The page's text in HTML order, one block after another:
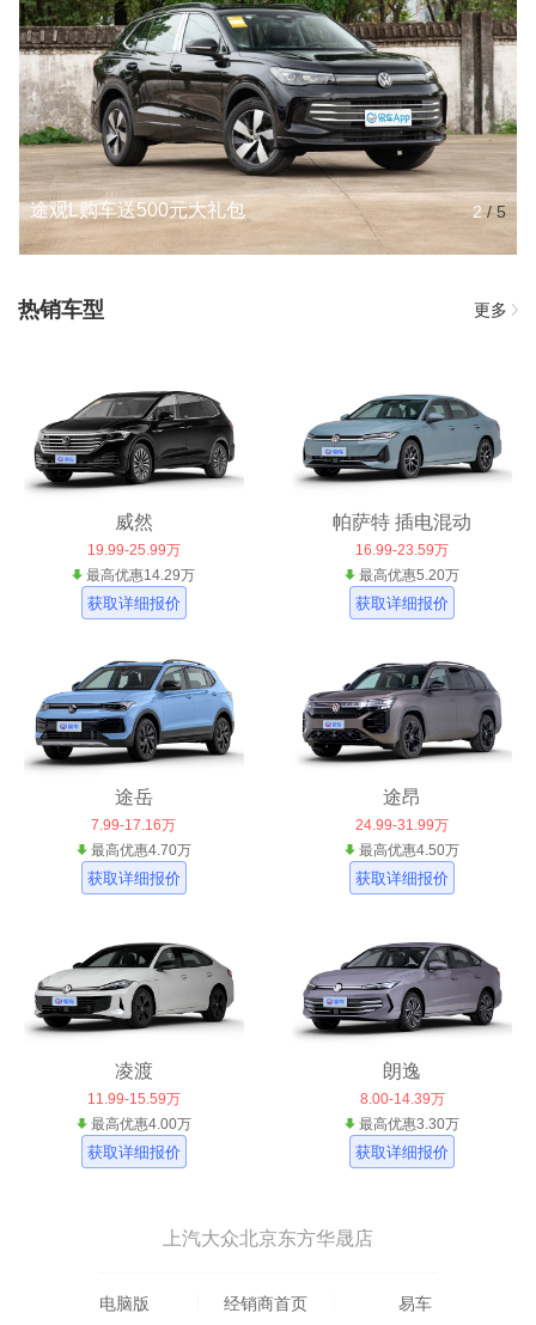
途观L购车送500元大礼包 2/5
热销车型 更多
威然
19.99-25.99万
最高优惠14.29万
获取详细报价
帕萨特 插电混动
16.99-23.59万
最高优惠5.20万
获取详细报价
途岳
7.99-17.16万
最高优惠4.70万
获取详细报价
途昂
24.99-31.99万
最高优惠4.50万
获取详细报价
凌渡
11.99-15.59万
最高优惠4.00万
获取详细报价
朗逸
8.00-14.39万
最高优惠3.30万
获取详细报价
上汽大众北京东方华晟店
电脑版 经销商首页 易车